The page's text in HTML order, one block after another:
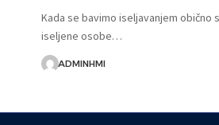
Kada se bavimo iseljavanjem obično
iseljene osobe…
ADMINHMI